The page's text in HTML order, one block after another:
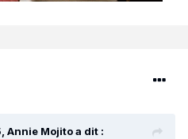
Annie Mojitoa dit :